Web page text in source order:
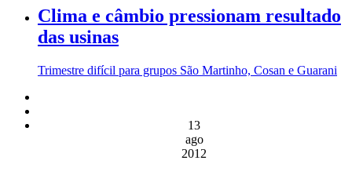
Clima e câmbio pressionam resultado
das usinas
Trimestre difícil para grupos São Martinho, Cosan e Guarani
13
ago
2012